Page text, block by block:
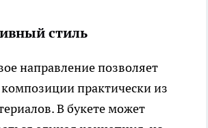
стиль
направление позволяет
композиции практически из
В букете может